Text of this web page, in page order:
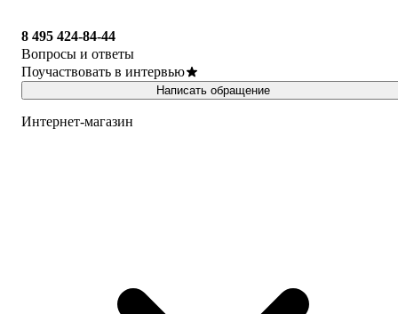
8 495 424-84-44
Вопросы и ответы
Поучаствовать в интервью
Написать обращение
Интернет-магазин